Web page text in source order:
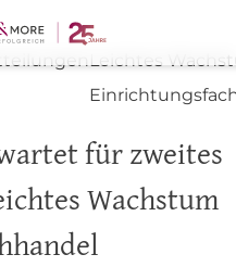
Leichtes
für zweites
Wachstum